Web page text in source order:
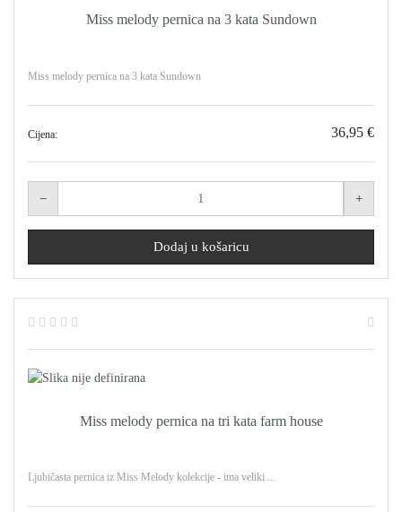
Miss melody pernica na 3 kata Sundown
Miss melody pernica na 3 kata Sundown
Cijena: 36,95 €
Miss melody pernica na tri kata farm house
Ljubičasta pernica iz Miss Melody kolekcije - ima veliki ...